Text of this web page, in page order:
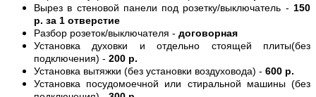
Вырез в стеновой панели под розетку/выключатель - 150
р. за 1 отверстие
Разбор розеток/выключателя - договорная
Установка духовки и отдельно стоящей плиты(без
подключения) - 200 р.
Установка вытяжки (без установки воздуховода) - 600 р.
Установка посудомоечной или стиральной машины (без